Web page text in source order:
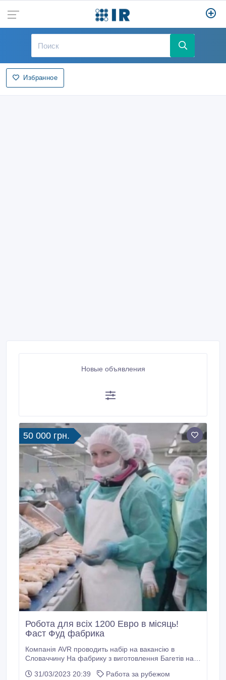
Избранное
Новые объявления
50 000 грн.
Робота для всіх 1200 Евро в місяць!
Фаст Фуд фабрика
Компанія AVR проводить набір на вакансію в
Словаччину На фабрику з виготовлення Багетів на
• Набираємо любого полу, незалежно від віку, в нас 31/03/2023 20:39
Работа за рубежом